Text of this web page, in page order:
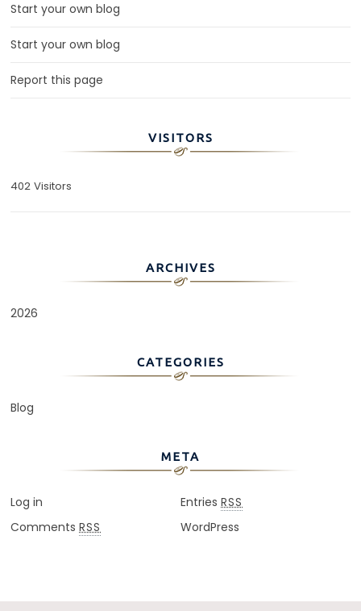
Start your own blog
Start your own blog
Report this page
VISITORS
402 Visitors
ARCHIVES
2026
CATEGORIES
Blog
META
Log in Entries RSS
CommentsRSS WordPress